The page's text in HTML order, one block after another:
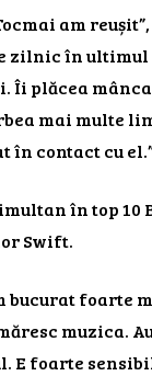
am
zilnic în ultimul
Îi plăcea
mai multe
în contact cu
în top
Swift.
foarte
muzica.
foarte